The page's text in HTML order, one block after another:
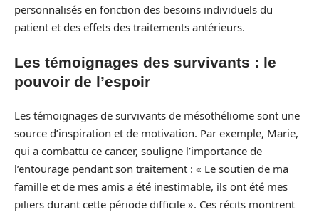
personnalisés en fonction des besoins individuels du
patient et des effets des traitements antérieurs.
Les témoignages des survivants : le
pouvoir de l’espoir
Les témoignages de survivants de mésothéliome sont une
source d’inspiration et de motivation. Par exemple, Marie,
qui a combattu ce cancer, souligne l’importance de
l’entourage pendant son traitement : « Le soutien de ma
famille et de mes amis a été inestimable, ils ont été mes
piliers durant cette période difficile ». Ces récits montrent